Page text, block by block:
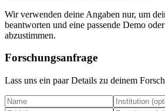
Wir verwenden deine Angaben nur, um
beantworten und eine passende Demo
abzustimmen.
Forschungsanfrage
Lass uns ein paar Details zu deinem